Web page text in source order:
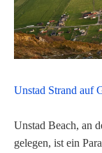
Unstad Strand auf
Unstad Beach, an
gelegen, ist ein